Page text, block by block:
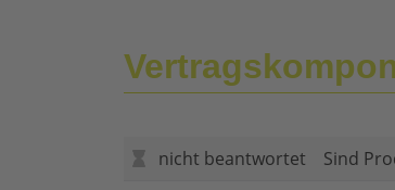
nicht beantwortet
Sind